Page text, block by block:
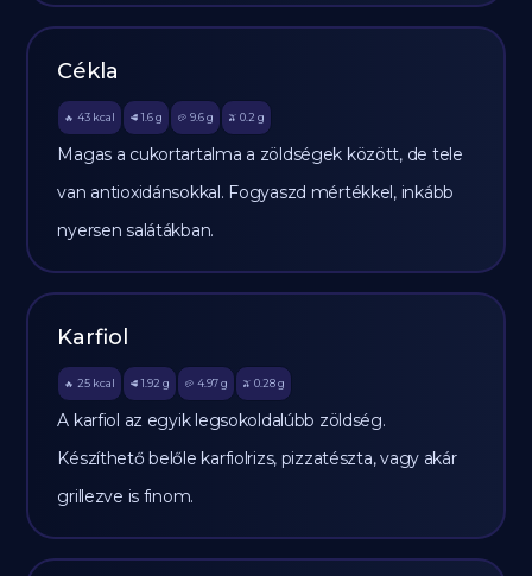
Cékla
🔥 43 kcal 🥩 1.6 g 🥔 9.6g 🫒 0.2 g
Magas a cukortartalma a zöldségek között, de tele
van antioxidánsokkal. Fogyaszd mértékkel, inkább
nyersen salátákban.
Karfiol
🔥 25 kcal 🥩 1.92 g 🥔 4.97g 🫒 0.28 g
A karfiol az egyik legsokoldalúbb zöldség.
Készíthető belőle karfiolrizs, pizzatészta, vagy akár
grillezve is finom.